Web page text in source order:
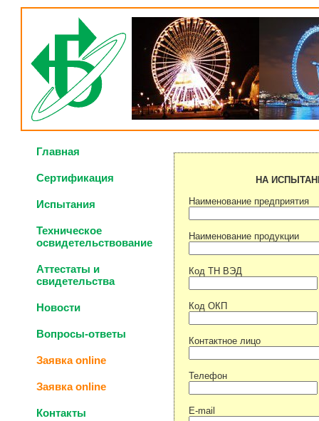
Главная
Сертификация
Испытания
Техническое
освидетельствование
Аттестаты и
свидетельства
Новости
Вопросы-ответы
Заявка online
Заявка online
Контакты
НА
Наименование предприятия
Наименование продукции
Код ТН ВЭД
Код ОКП
Контактное лицо
Телефон
E-mail